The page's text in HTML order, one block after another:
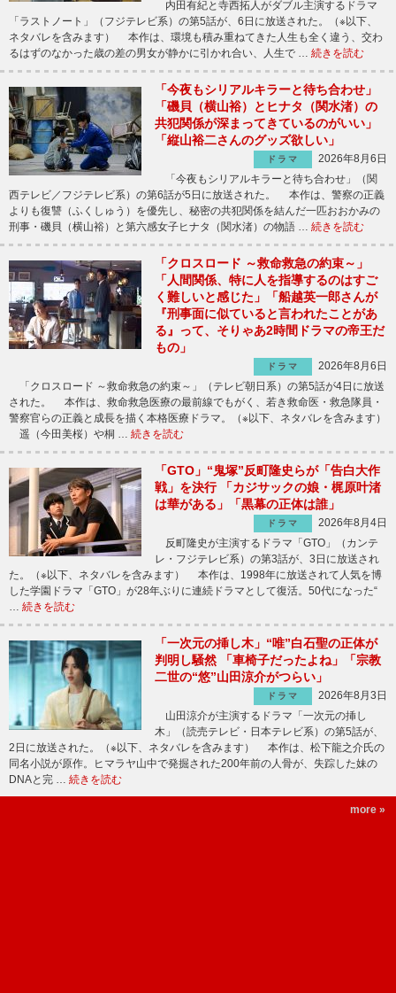
内田有紀と寺西拓人がダブル主演するドラマ
「ラストノート」（フジテレビ系）の第5話が、6日に放送された。（※以下、
ネタバレを含みます） 本作は、環境も積み重ねてきた人生も全く違う、交わ
るはずのなかった歳の差の男女が静かに引かれ合い、人生で … 続きを読む
「今夜もシリアルキラーと待ち合わせ」
「磯貝（横山裕）とヒナタ（関水渚）の
共犯関係が深まってきているのがいい」
「縦山裕二さんのグッズ欲しい」
ドラマ
2026年8月6日
「今夜もシリアルキラーと待ち合わせ」（関
西テレビ／フジテレビ系）の第6話が5日に放送された。 本作は、警察の正義
よりも復讐（ふくしゅう）を優先し、秘密の共犯関係を結んだ一匹おおかみの
刑事・磯貝（横山裕）と第六感女子ヒナタ（関水渚）の物語 … 続きを読む
「クロスロード ～救命救急の約束～」
「人間関係、特に人を指導するのはすご
く難しいと感じた」「船越英一郎さんが
『刑事面に似ていると言われたことがあ
る』って、そりゃあ2時間ドラマの帝王だ
もの」
ドラマ
2026年8月6日
「クロスロード ～救命救急の約束～」（テレビ朝日系）の第5話が4日に放送
された。 本作は、救命救急医療の最前線でもがく、若き救命医・救急隊員・
警察官らの正義と成長を描く本格医療ドラマ。（※以下、ネタバレを含みます）
遥（今田美桜）や桐 … 続きを読む
「GTO」“鬼塚”反町隆史らが「告白大作
戦」を決行 「カジサックの娘・梶原叶渚
は華がある」「黒幕の正体は誰」
ドラマ
2026年8月4日
反町隆史が主演するドラマ「GTO」（カンテ
レ・フジテレビ系）の第3話が、3日に放送され
た。（※以下、ネタバレを含みます） 本作は、1998年に放送されて人気を博
した学園ドラマ「GTO」が28年ぶりに連続ドラマとして復活。50代になった“
… 続きを読む
「一次元の挿し木」“唯”白石聖の正体が
判明し騒然 「車椅子だったよね」「宗教
二世の“悠”山田涼介がつらい」
ドラマ
2026年8月3日
山田涼介が主演するドラマ「一次元の挿し
木」（読売テレビ・日本テレビ系）の第5話が、
2日に放送された。（※以下、ネタバレを含みます） 本作は、松下龍之介氏の
同名小説が原作。ヒマラヤ山中で発掘された200年前の人骨が、失踪した妹の
DNAと完 … 続きを読む
more »